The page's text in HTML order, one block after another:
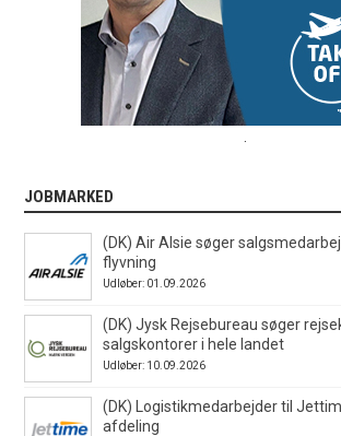
JOBMARKED
(DK) Air Alsie søger
flyvning
Udløber: 01.09.2026
(DK) Jysk Rejsebureau søger
salgskontorer i hele landet
Udløber: 10.09.2026
(DK) Logistikmedarbejder til
afdeling